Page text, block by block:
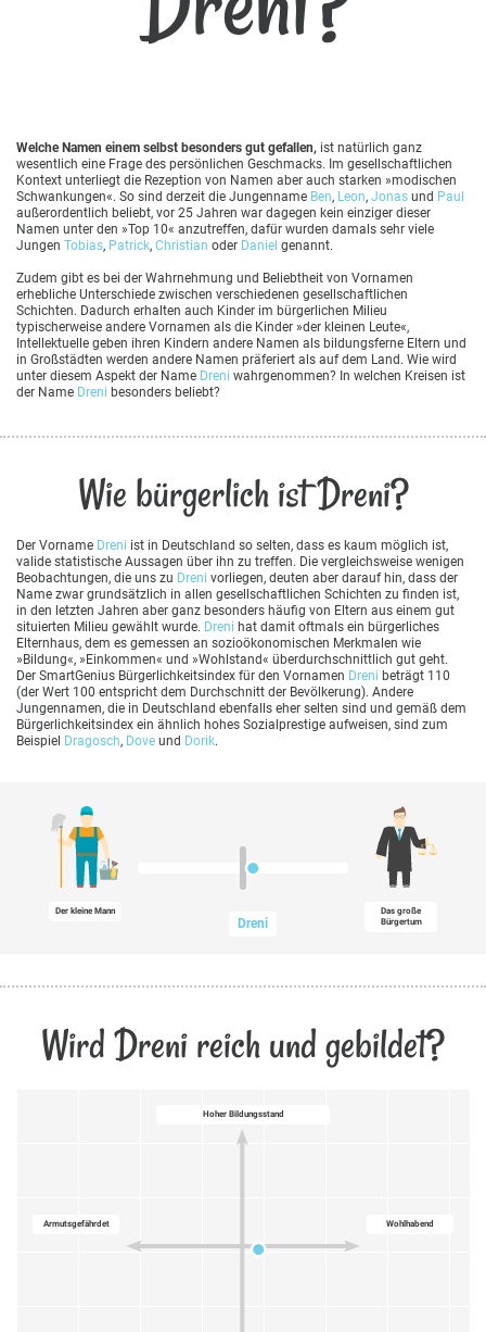
Welche Namen einem selbst besonders gut gefallen, ist natürlich ganz
wesentlich eine Frage des persönlichen Geschmacks. Im gesellschaftlichen
Kontext unterliegt die Rezeption von Namen aber auch starken »modischen
Schwankungen«. So sind derzeit die Jungenname Ben, Leon, Jonas und Paul
außerordentlich beliebt, vor 25 Jahren war dagegen kein einziger dieser
Namen unter den »Top 10« anzutreffen, dafür wurden damals sehr viele
Jungen Tobias, Patrick, Christian oder Daniel genannt.
Zudem gibt es bei der Wahrnehmung und Beliebtheit von Vornamen
erhebliche Unterschiede zwischen verschiedenen gesellschaftlichen
Schichten. Dadurch erhalten auch Kinder im bürgerlichen Milieu
typischerweise andere Vornamen als die Kinder »der kleinen Leute«,
Intellektuelle geben ihren Kindern andere Namen als bildungsferne Eltern und
in Großstädten werden andere Namen präferiert als auf dem Land. Wie wird
unter diesem Aspekt der Name Dreni wahrgenommen? In welchen Kreisen ist
der Name Dreni besonders beliebt?
Wie bürgerlich ist Dreni?
Der Vorname Dreni ist in Deutschland so selten, dass es kaum möglich ist,
valide statistische Aussagen über ihn zu treffen. Die vergleichsweise wenigen
Beobachtungen, die uns zu Dreni vorliegen, deuten aber darauf hin, dass der
Name zwar grundsätzlich in allen gesellschaftlichen Schichten zu finden ist,
in den letzten Jahren aber ganz besonders häufig von Eltern aus einem gut
situierten Milieu gewählt wurde. Dreni hat damit oftmals ein bürgerliches
Elternhaus, dem es gemessen an sozioökonomischen Merkmalen wie
»Bildung«, »Einkommen« und »Wohlstand« überdurchschnittlich gut geht.
Der SmartGenius Bürgerlichkeitsindex für den Vornamen Dreni beträgt 110
(der Wert 100 entspricht dem Durchschnitt der Bevölkerung). Andere
Jungennamen, die in Deutschland ebenfalls eher selten sind und gemäß dem
Bürgerlichkeitsindex ein ähnlich hohes Sozialprestige aufweisen, sind zum
Beispiel Dragosch, Dove und Dorik.
Der kleine Mann
Dreni
Das große
Bürgertum
Wird Dreni reich und gebildet?
Hoher Bildungsstand
Wohlhabend
Armutsgefährdet